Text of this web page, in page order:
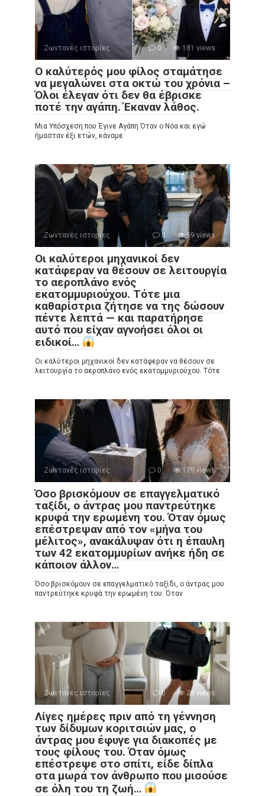
Ζωντανές ιστορίες 0 181 views
Ο καλύτερός μου φίλος σταμάτησε
να μεγαλώνει στα οκτώ του χρόνια –
Όλοι έλεγαν ότι δεν θα έβρισκε
ποτέ την αγάπη. Έκαναν λάθος.
Μια Υπόσχεση που Έγινε Αγάπη Όταν ο Νόα και εγώ
ήμασταν έξι ετών, κάναμε
Ζωντανές ιστορίες 0 59 views
Οι καλύτεροι μηχανικοί δεν
κατάφεραν να θέσουν σε λειτουργία
το αεροπλάνο ενός
εκατομμυριούχου. Τότε μια
καθαρίστρια ζήτησε να της δώσουν
πέντε λεπτά — και παρατήρησε
αυτό που είχαν αγνοήσει όλοι οι
ειδικοί…
Οι καλύτεροι μηχανικοί δεν κατάφεραν να θέσουν σε
λειτουργία το αεροπλάνο ενός εκατομμυριούχου. Τότε
Ζωντανές ιστορίες 0 179 views
Όσο βρισκόμουν σε επαγγελματικό
ταξίδι, ο άντρας μου παντρεύτηκε
κρυφά την ερωμένη του. Όταν όμως
επέστρεψαν από τον «μήνα του
μέλιτος», ανακάλυψαν ότι η έπαυλη
των 42 εκατομμυρίων ανήκε ήδη σε
κάποιον άλλον…
Όσο βρισκόμουν σε επαγγελματικό ταξίδι, ο άντρας μου
παντρεύτηκε κρυφά την ερωμένη του. Όταν
Ζωντανές ιστορίες 0 28 views
Λίγες ημέρες πριν από τη γέννηση
των δίδυμων κοριτσιών μας, ο
άντρας μου έφυγε για διακοπές με
τους φίλους του. Όταν όμως
επέστρεψε στο σπίτι, είδε δίπλα
στα μωρά τον άνθρωπο που μισούσε
σε όλη του τη ζωή…